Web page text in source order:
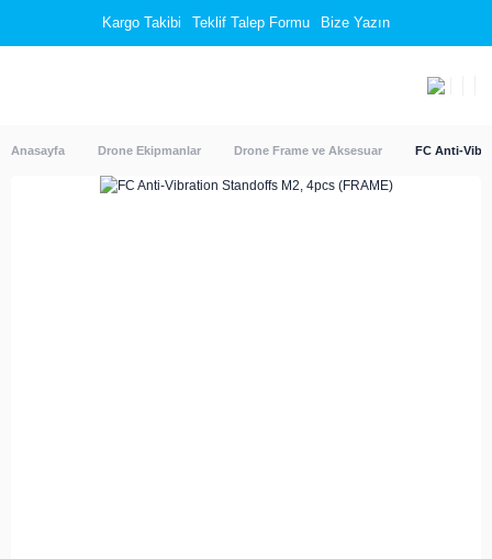
Kargo Takibi Teklif Talep Formu Bize Yazın
Anasayfa Drone Ekipmanlar Drone Frame ve Aksesuar FC Anti-